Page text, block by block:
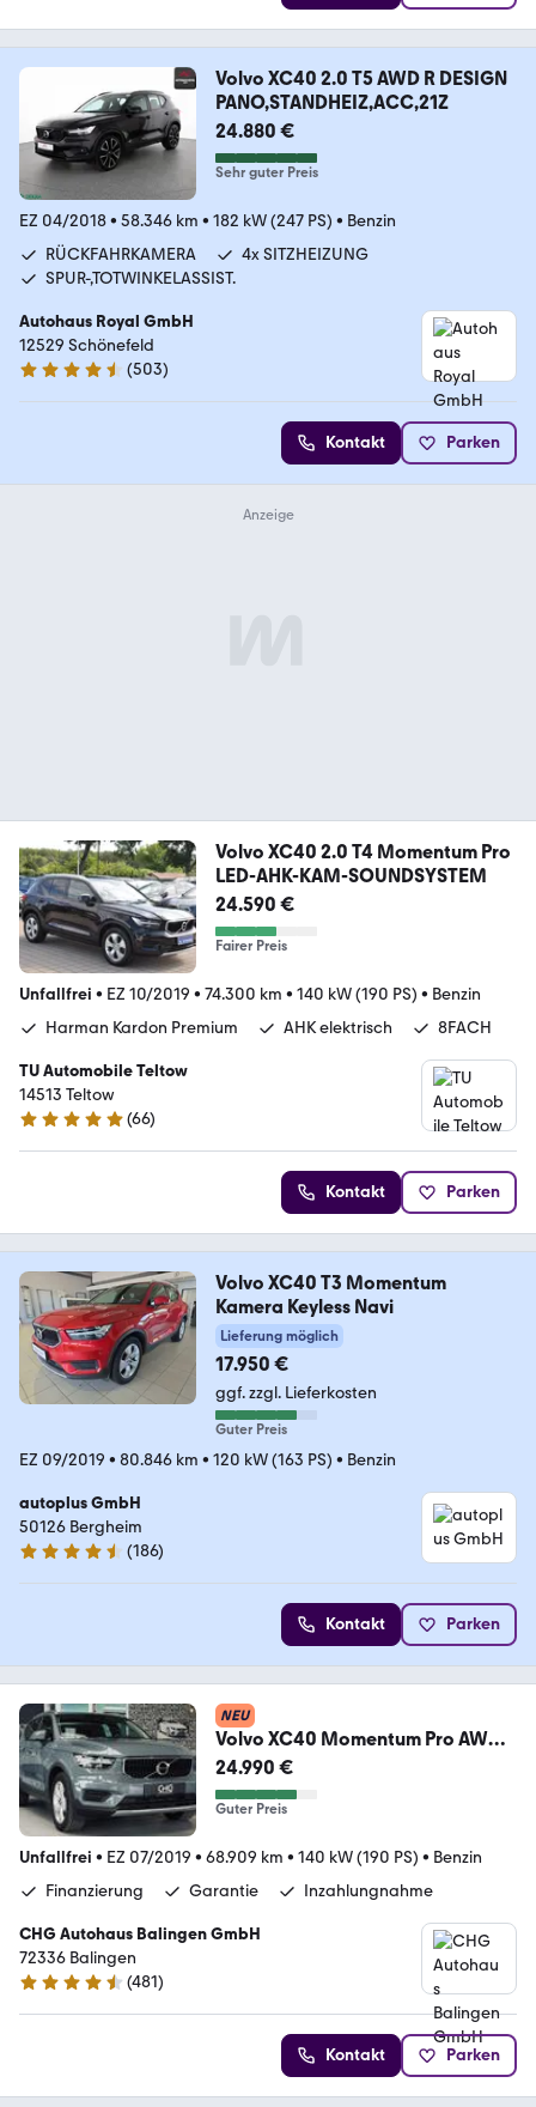
Volvo XC40 2.0 T5 AWD R DESIGN
PANO,STANDHEIZ,ACC,21Z
24.880 €
Sehr guter Preis
EZ 04/2018• 58.346 km • 182 kW (247 PS) • Benzin
RÜCKFAHRKAMERA
4x SITZHEIZUNG
SPUR-,TOTWINKELASSIST.
Autohaus Royal GmbH
12529 Schönefeld
4.7 Sterne
(503)
Kontakt Parken
Volvo XC40 2.0 T4 Momentum Pro
LED-AHK-KAM-SOUNDSYSTEM
24.590 €
Fairer Preis
Unfallfrei • EZ 10/2019 • 74.300 km • 140 kW (190 PS) • Benzin
Harman Kardon Premium
AHK elektrisch 8FACH
TU Automobile Teltow
14513 Teltow
4.8 Sterne
(66)
Kontakt Parken
Volvo XC40 T3 Momentum
Kamera Keyless Navi
Lieferung möglich
17.950 €
ggf. zzgl. Lieferkosten
Guter Preis
EZ 09/2019 • 80.846 km • 120 kW (163 PS) • Benzin
autoplus GmbH
50126 Bergheim
4.7 Sterne
(186)
Kontakt Parken
NEU
Volvo XC40 Momentum Pro AWD
|Kamera|LED|SHZ|1.HAND|
24.990 €
Guter Preis
Unfallfrei • EZ 07/2019 • 68.909 km • 140 kW (190 PS) • Benzin
Finanzierung
Garantie Inzahlungnahme
CHG Autohaus Balingen GmbH
72336 Balingen
4.6 Sterne
(481)
Kontakt Parken